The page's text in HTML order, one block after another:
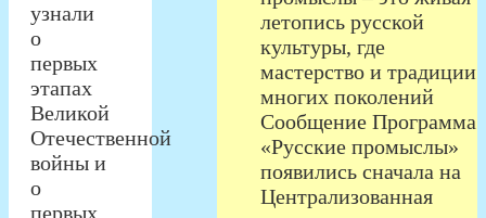
узнали
о
первых
этапах
Великой
Отечественной
войны и
о
первых
летопись русской
культуры, где
мастерство и традиции
многих поколений
Сообщение Программа
«Русские промыслы»
появились сначала на
Централизованная